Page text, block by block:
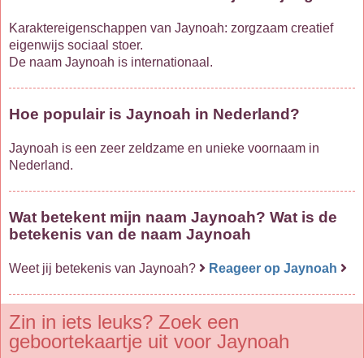
Karaktereigenschappen van Jaynoah: zorgzaam creatief
eigenwijs sociaal stoer.
De naam Jaynoah is internationaal.
Hoe populair is Jaynoah in Nederland?
Jaynoah is een zeer zeldzame en unieke voornaam in
Nederland.
Wat betekent mijn naam Jaynoah? Wat is de
betekenis van de naam Jaynoah
Weet jij betekenis van Jaynoah? Reageer op Jaynoah
Zin in iets leuks? Zoek een
geboortekaartje uit voor Jaynoah